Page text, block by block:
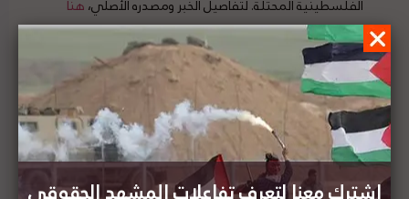
الفلسطينية المحتلة. لتفاصيل الخبر ومصدره الأصلي،هنا
منظّمات حقوقيّةٍ تلتمس إلى المحكمة العليا مطالبةً
إسرائيل بتوفير اللّقاحات للفلسطينيّين